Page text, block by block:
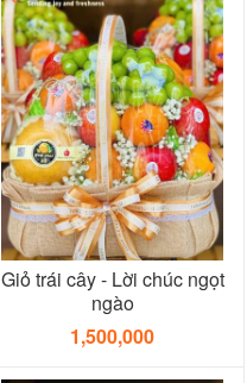
Giỏ trái cây - Lời chúc ngọt
ngào
1,500,000